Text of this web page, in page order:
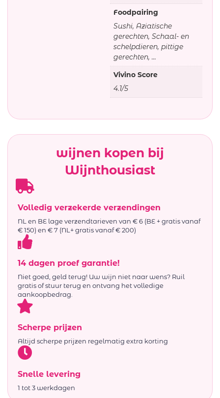
Foodpairing
Sushi, Aziatische
gerechten, Schaal- en
schelpdieren, pittige
gerechten, ...
Vivino Score
4.1/5
wijnen kopen bij
Wijnthousiast
Volledig verzekerde verzendingen
NL en BE lage verzendtarieven van € 6 (BE + gratis vanaf
€ 150) en € 7 (NL+ gratis vanaf € 200)
14 dagen proef garantie!
Niet goed, geld terug! Uw wijn niet naar wens? Ruil
gratis of stuur terug en ontvang het volledige
aankoopbedrag.
Scherpe prijzen
Altijd scherpe prijzen regelmatig extra korting
Snelle levering
1 tot 3 werkdagen